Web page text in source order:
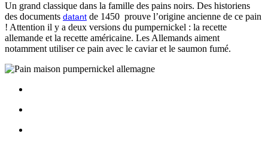
Un grand classique dans la famille des pains noirs. Des historiens
des documents datant de 1450 prouve l’origine ancienne de ce pain
! Attention il y a deux versions du pumpernickel : la recette
allemande et la recette américaine. Les Allemands aiment
notamment utiliser ce pain avec le caviar et le saumon fumé.